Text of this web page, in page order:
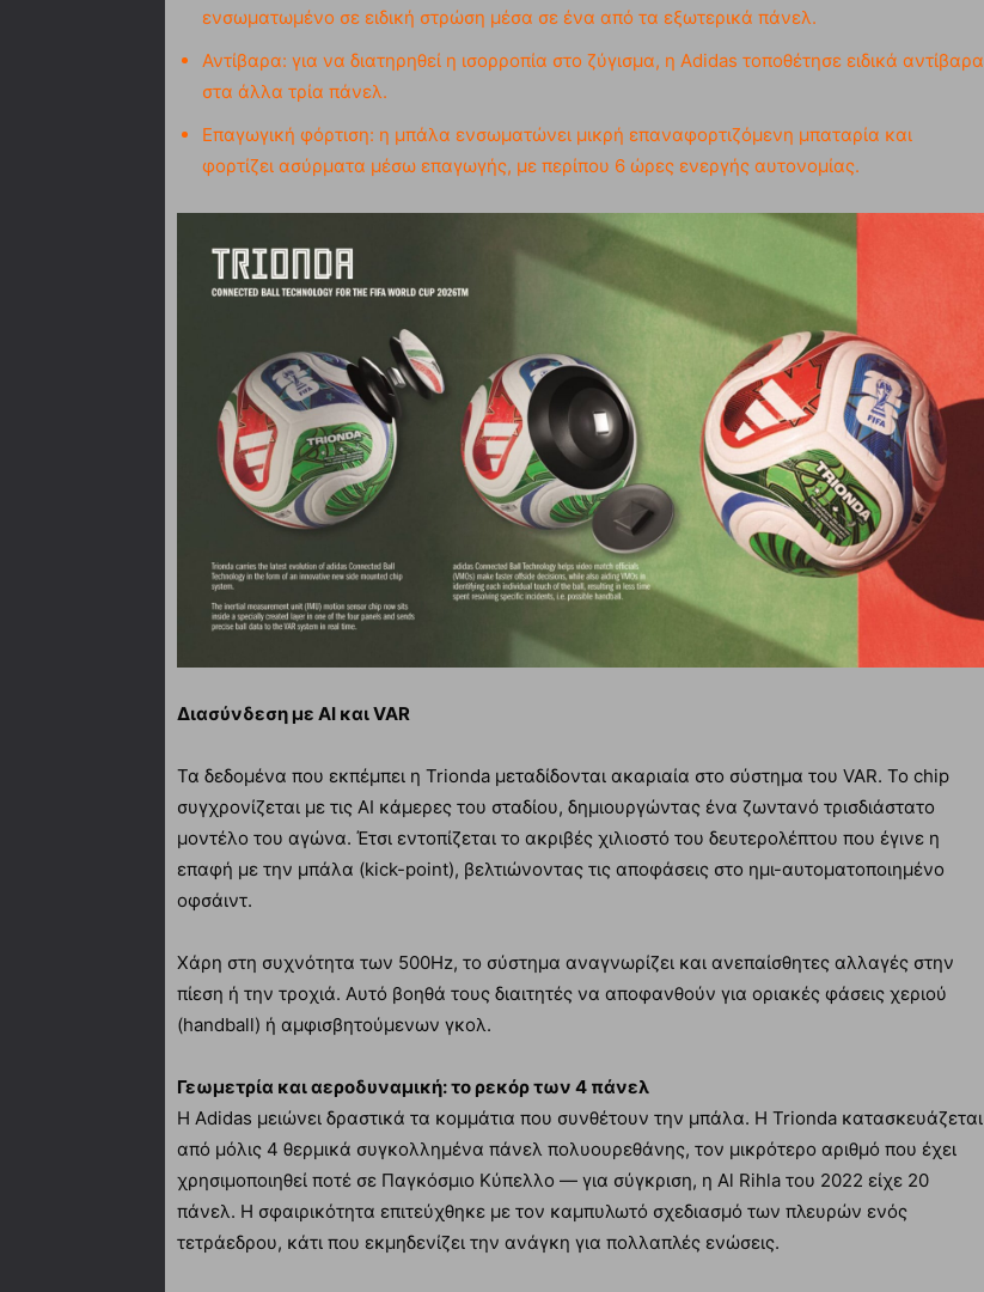
ενσωματωμένο σε ειδική στρώση μέσα σε ένα από τα εξωτερικά πάνελ.
Αντίβαρα: για να διατηρηθεί η ισορροπία στο ζύγισμα, η Adidas τοποθέτησε ειδικά αντίβαρα
στα άλλα τρία πάνελ.
Επαγωγική φόρτιση: η μπάλα ενσωματώνει μικρή επαναφορτιζόμενη μπαταρία και
φορτίζει ασύρματα μέσω επαγωγής, με περίπου 6 ώρες ενεργής αυτονομίας.
Διασύνδεση με AI και VAR
Τα δεδομένα που εκπέμπει η Trionda μεταδίδονται ακαριαία στο σύστημα του VAR. Το chip
συγχρονίζεται με τις AI κάμερες του σταδίου, δημιουργώντας ένα ζωντανό τρισδιάστατο
μοντέλο του αγώνα. Έτσι εντοπίζεται το ακριβές χιλιοστό του δευτερολέπτου που έγινε η
επαφή με την μπάλα (kick-point), βελτιώνοντας τις αποφάσεις στο ημι-αυτοματοποιημένο
οφσάιντ.
Χάρη στη συχνότητα των 500Hz, το σύστημα αναγνωρίζει και ανεπαίσθητες αλλαγές στην
πίεση ή την τροχιά. Αυτό βοηθά τους διαιτητές να αποφανθούν για οριακές φάσεις χεριού
(handball) ή αμφισβητούμενων γκολ.
Γεωμετρία και αεροδυναμική: το ρεκόρ των 4 πάνελ
Η Adidas μειώνει δραστικά τα κομμάτια που συνθέτουν την μπάλα. Η Trionda κατασκευάζεται
από μόλις 4 θερμικά συγκολλημένα πάνελ πολυουρεθάνης, τον μικρότερο αριθμό που έχει
χρησιμοποιηθεί ποτέ σε Παγκόσμιο Κύπελλο — για σύγκριση, η Al Rihla του 2022 είχε 20
πάνελ. Η σφαιρικότητα επιτεύχθηκε με τον καμπυλωτό σχεδιασμό των πλευρών ενός
τετράεδρου, κάτι που εκμηδενίζει την ανάγκη για πολλαπλές ενώσεις.